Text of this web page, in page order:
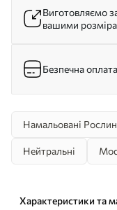
Виготовляємо
вашими
Безпечна оплата
Намальовані
Нейтральні
Характеристики та